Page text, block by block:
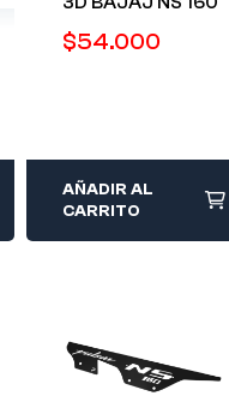
$54.000
AÑADIR AL
CARRITO